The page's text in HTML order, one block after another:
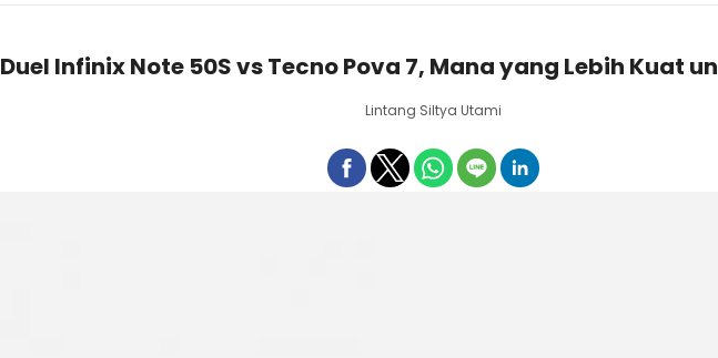
Duel Infinix Note 50S vs Tecno Pova 7, Mana yang Lebih Kuat
Lintang Siltya Utami